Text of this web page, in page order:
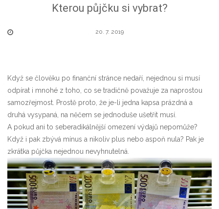
Kterou půjčku si vybrat?
20. 7. 2019
Když se člověku po finanční stránce nedaří, nejednou si musí
odpírat i mnohé z toho, co se tradičně považuje za naprostou
samozřejmost. Prostě proto, že je-li jedna kapsa prázdná a
druhá vysypaná, na něčem se jednoduše ušetřit musí.
A pokud ani to seberadikálnější omezení výdajů nepomůže?
Když i pak zbývá mínus a nikoliv plus nebo aspoň nula? Pak je
zkrátka půjčka nejednou nevyhnutelná.